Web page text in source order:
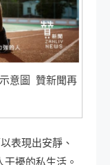
意圖 贊新聞再
表現出安靜、